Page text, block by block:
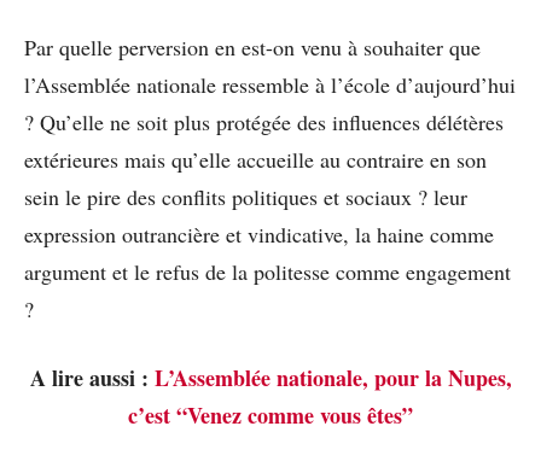
Par quelle perversion en est-on venu à souhaiter que
l’Assemblée nationale ressemble à l’école d’aujourd’hui
? Qu’elle ne soit plus protégée des influences délétères
extérieures mais qu’elle accueille au contraire en son
sein le pire des conflits politiques et sociaux ? leur
expression outrancière et vindicative, la haine comme
argument et le refus de la politesse comme engagement
?
A lire aussi : L’Assemblée nationale, pour la Nupes,
c’est “Venez comme vous êtes”